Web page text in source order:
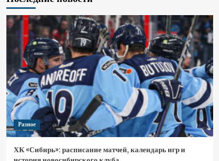
Разное
ХК «Сибирь»: расписание матчей, календарь игр и